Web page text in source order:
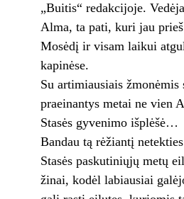
„Buitis“ redakcijoje.
Alma, ta pati, kuri jau
Mosėdį ir visam laikui
kapinėse.
Su artimiausiais
praeinantys metai ne vien
Stasės gyvenimo išplėšė…
Bandau tą rėžiantį
Stasės paskutiniųjų metų
žinai, kodėl labiausiai